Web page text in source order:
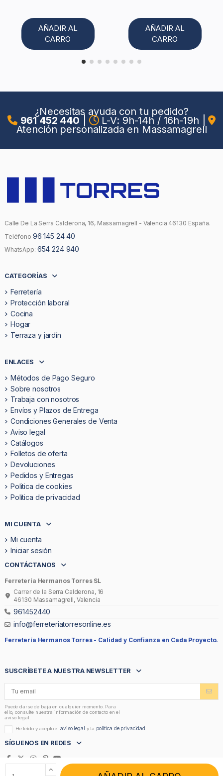
AÑADIR AL
CARRO
AÑADIR AL
CARRO
¿Necesitas ayuda con tu pedido?
961 452 440 L-V: 9h-14h / 16h-19h
Atención personalizada en Massamagrell
Calle De La Serra Calderona, 16, Massamagrell - Valencia 46130 España.
Teléfono 96 145 24 40
WhatsApp: 654 224 940
CATEGORÍAS
Ferretería
Protección laboral
Cocina
Hogar
Terraza y jardín
ENLACES
Métodos de Pago Seguro
Sobre nosotros
Trabaja con nosotros
Envíos y Plazos de Entrega
Condiciones Generales de Venta
Aviso legal
Catálogos
Folletos de oferta
Devoluciones
Pedidos y Entregas
Politica de cookies
Política de privacidad
MI CUENTA
Mi cuenta
Iniciar sesión
CONTÁCTANOS
Ferretería Hermanos Torres SL
Carrer de la Serra Calderona, 16
46130 Massamagrell, Valencia
961452440
info@ferreteriatorresonline.es
Ferretería Hermanos Torres - Calidad y Confianza en Cada Proyecto.
SUSCRÍBETE A NUESTRA NEWSLETTER
Puede darse de baja en cualquier momento. Para
ello, consulte nuestra información de contacto en el
aviso legal.
He leído y acepto elaviso legal y la política de privacidad
SÍGUENOS EN REDES